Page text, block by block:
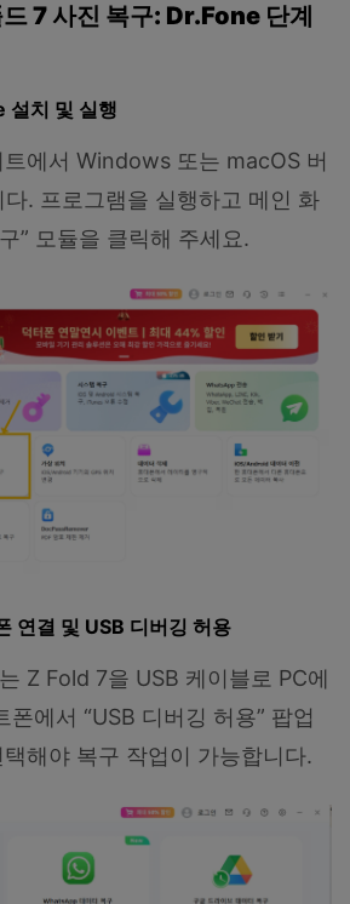
7 사진 복구: Dr.Fone 단계
설치 및 실행
에서 Windows 또는 macOS 버
. 프로그램을 실행하고 메인 화
” 모듈을 클릭해 주세요.
연결 및 USB 디버깅 허용
Z Fold 7을 USB 케이블로 PC에
에서 “USB 디버깅 허용” 팝업
택해야 복구 작업이 가능합니다.